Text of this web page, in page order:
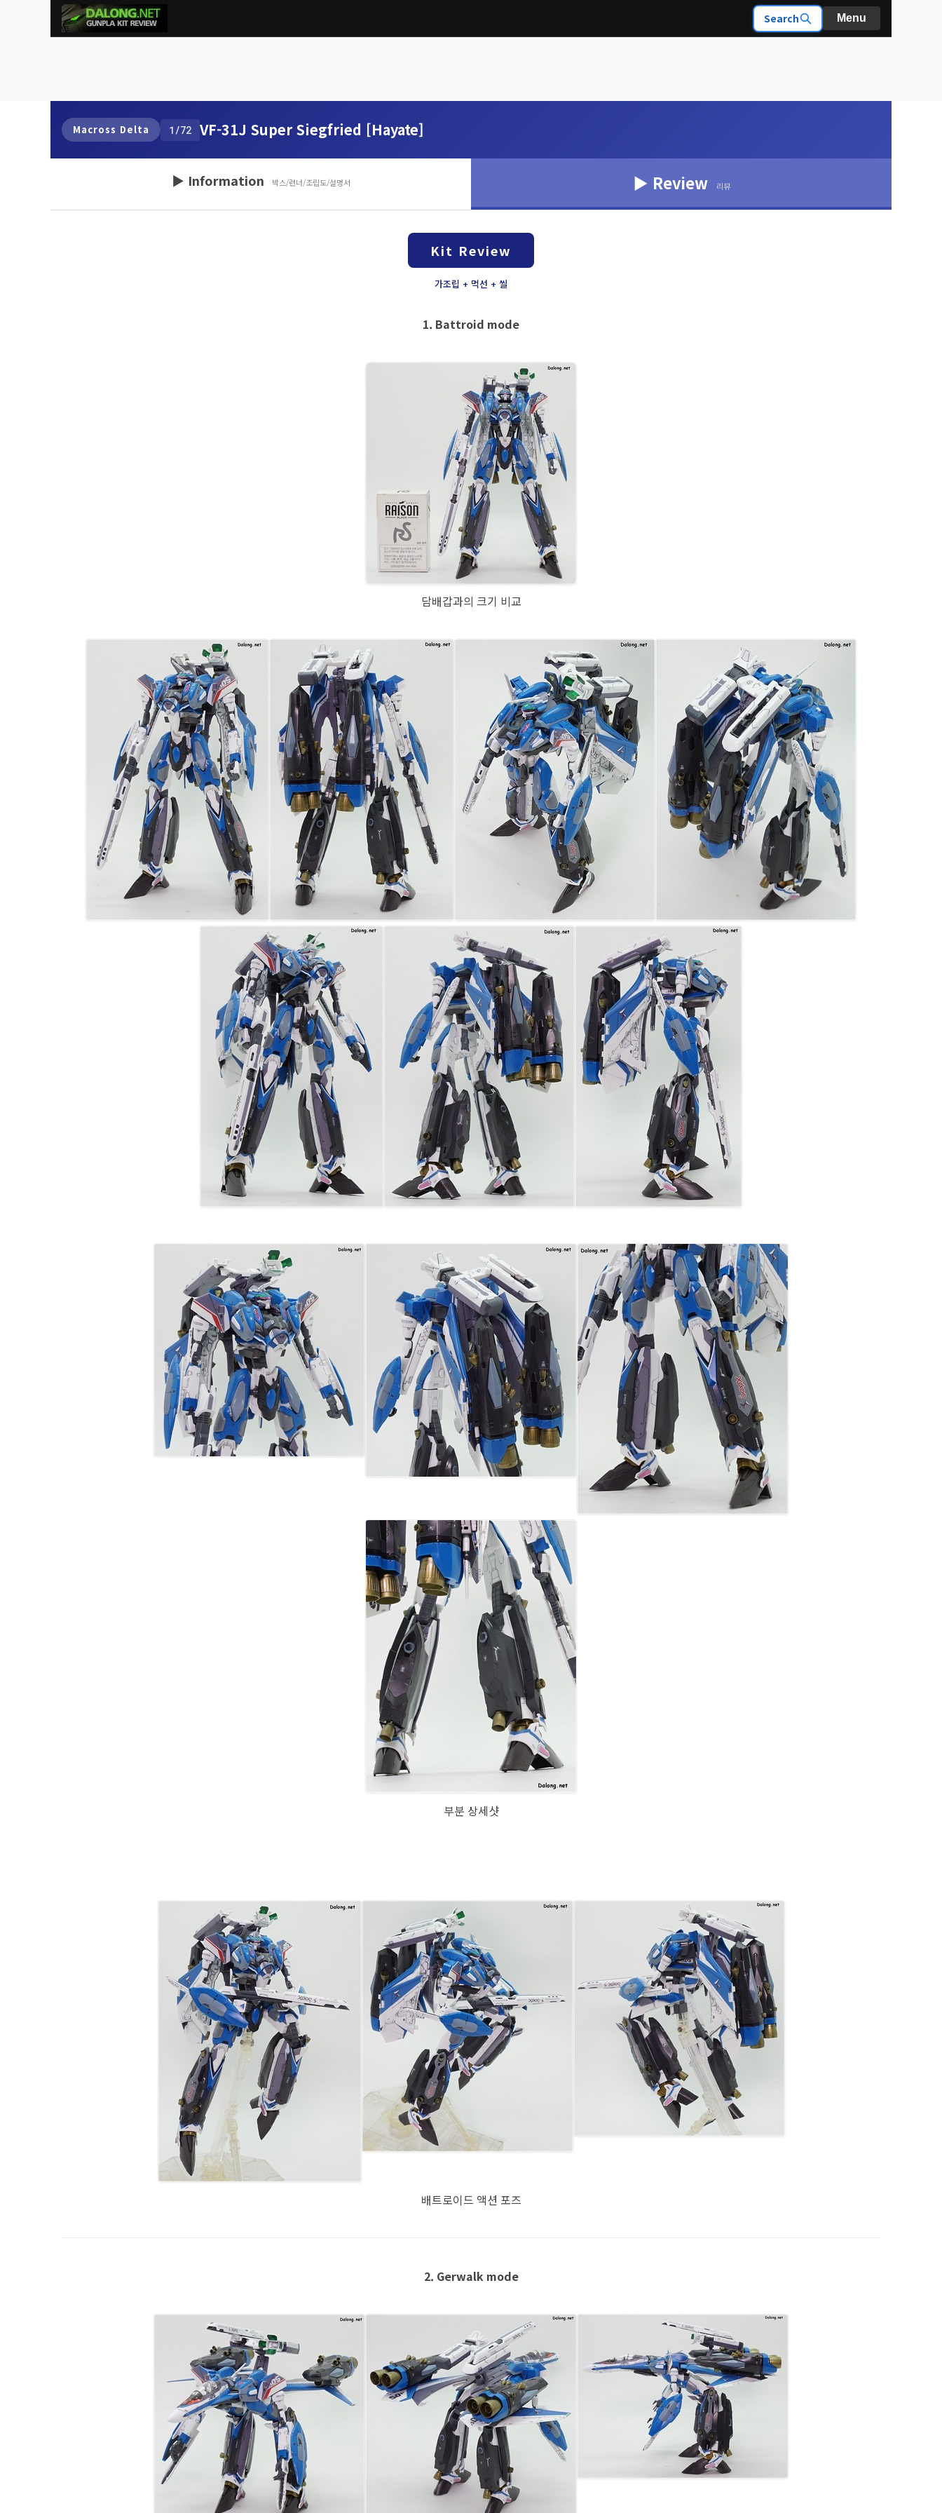
Search Menu
Macross Delta 1/72 VF-31J Super Siegfried [Hayate]
▶ Information 박스/런너/조립도/설명서 ▶ Review 리뷰
Kit Review
가조립 + 먹선 + 씰
1. Battroid mode
담배갑과의 크기 비교
부분 상세샷
배트로이드 액션 포즈
2. Gerwalk mode